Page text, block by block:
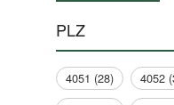
PLZ
4051 (28) 4052